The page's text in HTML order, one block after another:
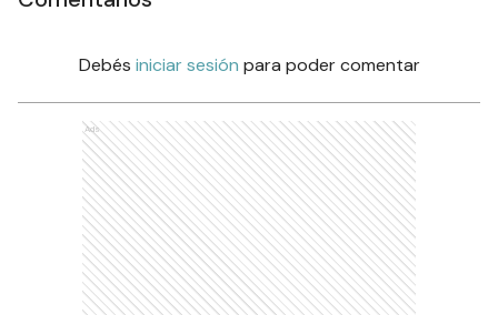
Debés iniciar sesión para poder comentar
Ads